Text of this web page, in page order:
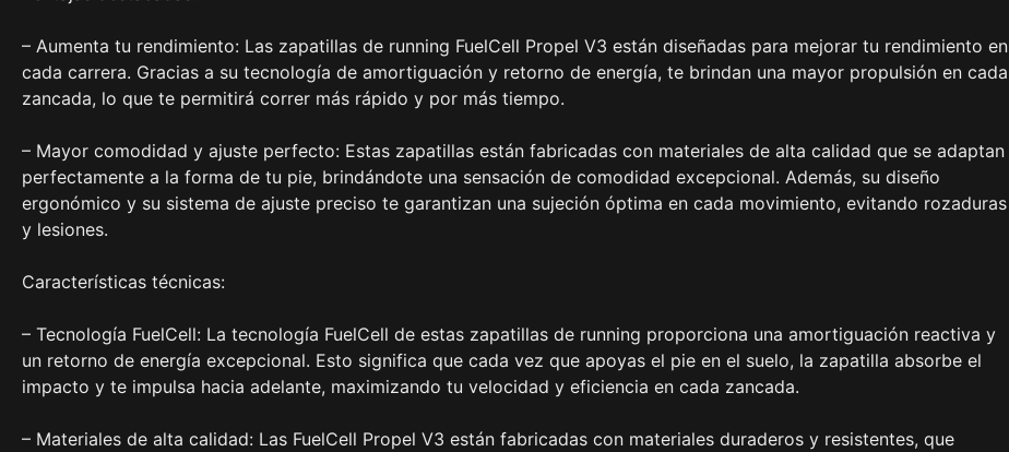
– Aumenta tu rendimiento: Las zapatillas de running FuelCell Propel V3 están diseñadas para mejorar tu rendimiento en
cada carrera. Gracias a su tecnología de amortiguación y retorno de energía, te brindan una mayor propulsión en cada
zancada, lo que te permitirá correr más rápido y por más tiempo.
– Mayor comodidad y ajuste perfecto: Estas zapatillas están fabricadas con materiales de alta calidad que se adaptan
perfectamente a la forma de tu pie, brindándote una sensación de comodidad excepcional. Además, su diseño
ergonómico y su sistema de ajuste preciso te garantizan una sujeción óptima en cada movimiento, evitando rozaduras
y lesiones.
Características técnicas:
– Tecnología FuelCell: La tecnología FuelCell de estas zapatillas de running proporciona una amortiguación reactiva y
un retorno de energía excepcional. Esto significa que cada vez que apoyas el pie en el suelo, la zapatilla absorbe el
impacto y te impulsa hacia adelante, maximizando tu velocidad y eficiencia en cada zancada.
– Materiales de alta calidad: Las FuelCell Propel V3 están fabricadas con materiales duraderos y resistentes, que